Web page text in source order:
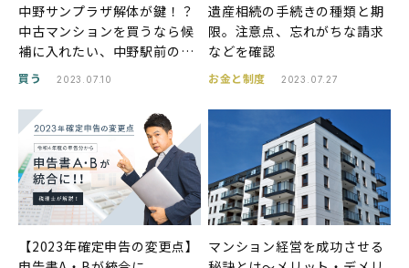
中野サンプラザ解体が鍵！？
中古マンションを買うなら候
補に入れたい、中野駅前の今
と未来
買う 2023.07.10
遺産相続の手続きの種類と期
限。注意点、忘れがちな請求
などを確認
お金と制度 2023.07.27
【2023年確定申告の変更点】
マンション経営を成功させる